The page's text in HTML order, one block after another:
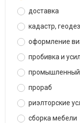
доставка
кадастр,
оформление
пробивка и
промышленный
прораб
риэлторские
сборка мебели